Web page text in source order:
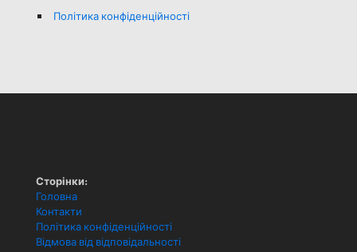
Політика конфіденційності
Сторінки:
Головна
Контакти
Політика конфіденційності
Відмова від відповідальності